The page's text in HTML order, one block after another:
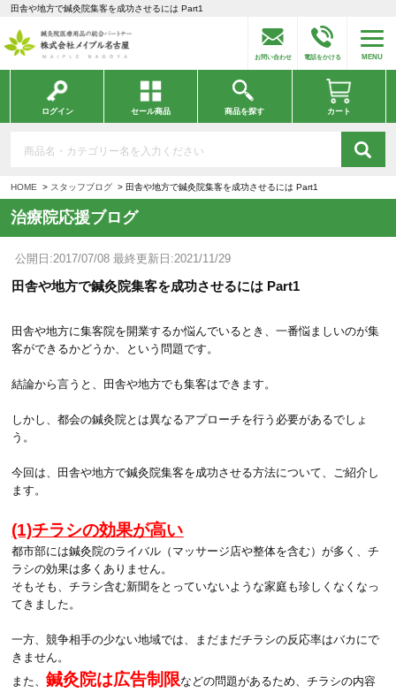
田舎や地方で鍼灸院集客を成功させるには Part1
お問い合わせ 電話をかける MENU
ログイン セール商品 商品を探す カート
HOME スタッフブログ 田舎や地方で鍼灸院集客を成功させるには Part1
治療院応援ブログ
公開日:2017/07/08 最終更新日:2021/11/29
田舎や地方で鍼灸院集客を成功させるには Part1
田舎や地方に集客院を開業するか悩んでいるとき、一番悩ましいのが集
客ができるかどうか、という問題です。
結論から言うと、田舎や地方でも集客はできます。
しかし、都会の鍼灸院とは異なるアプローチを行う必要があるでしょ
う。
今回は、田舎や地方で鍼灸院集客を成功させる方法について、ご紹介し
ます。
(1)チラシの効果が高い
都市部には鍼灸院のライバル（マッサージ店や整体を含む）が多く、チ
ラシの効果は多くありません。
そもそも、チラシ含む新聞をとっていないような家庭も珍しくなくなっ
てきました。
一方、競争相手の少ない地域では、まだまだチラシの反応率はバカにで
きません。
また、鍼灸院は広告制限などの問題があるため、チラシの内容